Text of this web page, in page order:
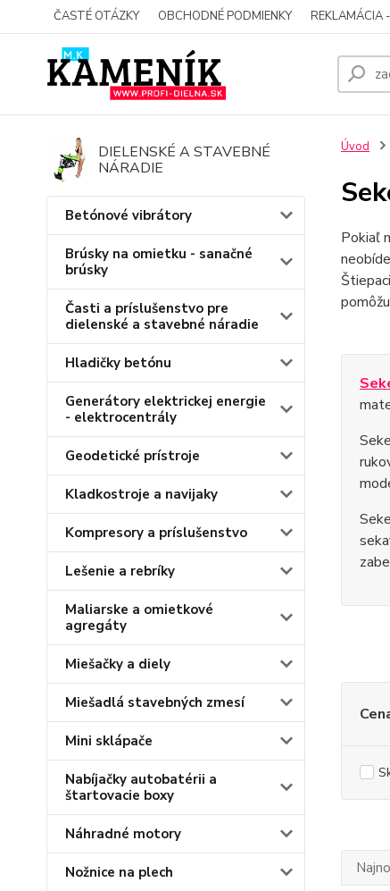
ČASTÉ OTÁZKY OBCHODNÉ PODMIENKY REKLAMÁCIA
DIELENSKÉ A STAVEBNÉ
NÁRADIE
Betónové vibrátory
Brúsky na omietku - sanačné
brúsky
Časti a príslušenstvo pre
dielenské a stavebné náradie
Hladičky betónu
Generátory elektrickej energie
- elektrocentrály
Geodetické prístroje
Kladkostroje a navijaky
Kompresory a príslušenstvo
Lešenie a rebríky
Maliarske a omietkové
agregáty
Miešačky a diely
Miešadlá stavebných zmesí
Mini sklápače
Nabíjačky autobatérii a
štartovacie boxy
Náhradné motory
Nožnice na plech
Úvod
Pokiaľ